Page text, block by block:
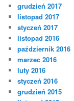
grudzień 2017
listopad 2017
styczeń 2017
listopad 2016
październik 2016
marzec 2016
luty 2016
styczeń 2016
grudzień 2015